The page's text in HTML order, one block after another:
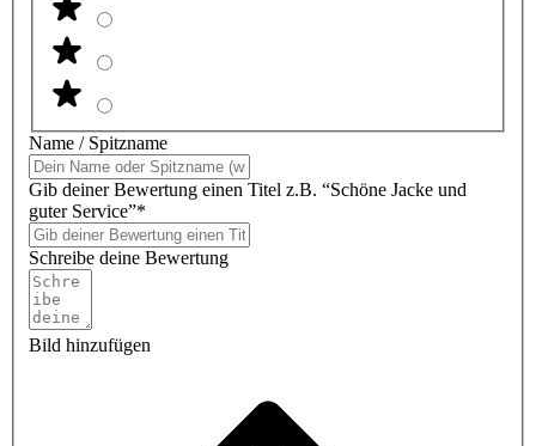
Name / Spitzname
Gib deiner Bewertung einen Titel z.B. “Schöne Jacke und
guter Service”*
Schreibe deine Bewertung
Bild hinzufügen